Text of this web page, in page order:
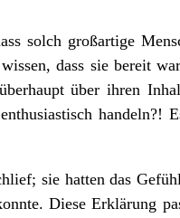
solch großartige
dass sie bereit
über ihren
handeln?!
sie hatten das
Diese Erklärung